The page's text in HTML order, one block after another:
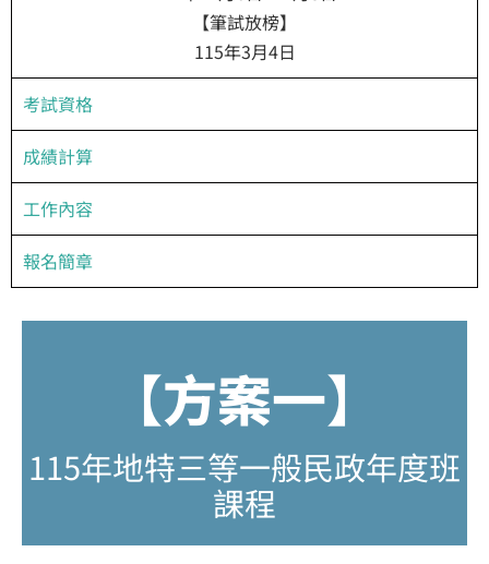
【筆試放榜】
115年3月4日
考試資格
成績計算
工作內容
報名簡章
【方案一】
115年地特三等一般民政年度班
課程